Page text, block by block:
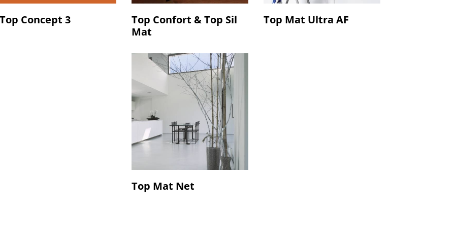
Top Concept 3
Top Confort & Top Sil
Mat
Top Mat Ultra AF
Top Mat Net